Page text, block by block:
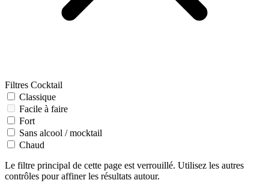
Filtres Cocktail
Classique
Facile à faire
Fort
Sans alcool / mocktail
Chaud
Le filtre principal de cette page est verrouillé. Utilisez les autres
contrôles pour affiner les résultats autour.